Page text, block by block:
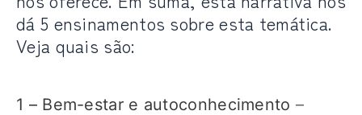
dá 5 ensinamentos sobre esta temática.
Veja quais são:
1 – Bem-estar e autoconhecimento –